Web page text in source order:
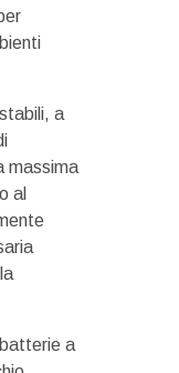
a
massima
al
a